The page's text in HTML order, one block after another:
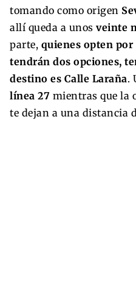
tomando como origen
allí queda a unos veinte
parte, quienes opten
tendrán dos opciones,
destino es Calle Laraña.
línea 27 mientras que la
te dejan a una distancia